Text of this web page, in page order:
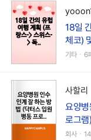
18일
체코)
기타ㆍ6
사할리
요양
로그램)
회사ㆍ14